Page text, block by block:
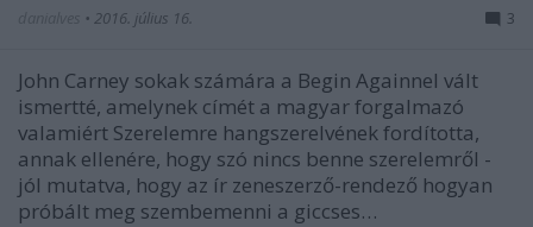
• 2016. július 16. 3
John Carney sokak számára a Begin Againnel vált
ismertté, amelynek címét a magyar forgalmazó
valamiért Szerelemre hangszerelvének fordította,
annak ellenére, hogy szó nincs benne szerelemről -
jól mutatva, hogy az ír zeneszerző-rendező hogyan
próbált meg szembemenni a giccses…